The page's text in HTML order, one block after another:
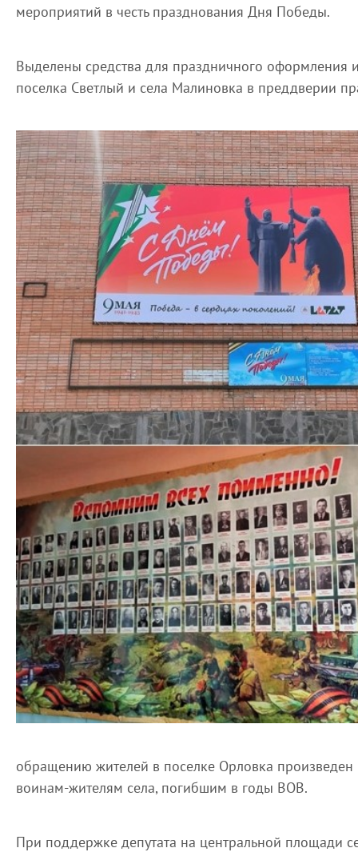
мероприятий в честь празднования Дня Победы.
Выделены средства для праздничного оформления
поселка Светлый и села Малиновка в преддверии
обращению жителей в поселке Орловка
воинам-жителям села, погибшим в годы ВОВ.
При поддержке депутата на центральной площади